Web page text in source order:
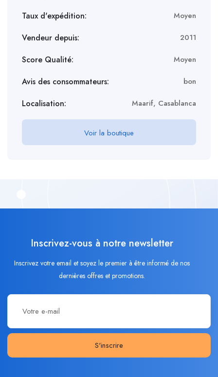
Taux d'expédition: Moyen
Vendeur depuis: 2011
Score Qualité: Moyen
Avis des consommateurs: bon
Localisation: Maarif, Casablanca
Voir la boutique
Inscrivez-vous à notre newsletter
Inscrivez votre email et soyez le premier à être informé de nos
dernières offres et promotions.
S'inscrire